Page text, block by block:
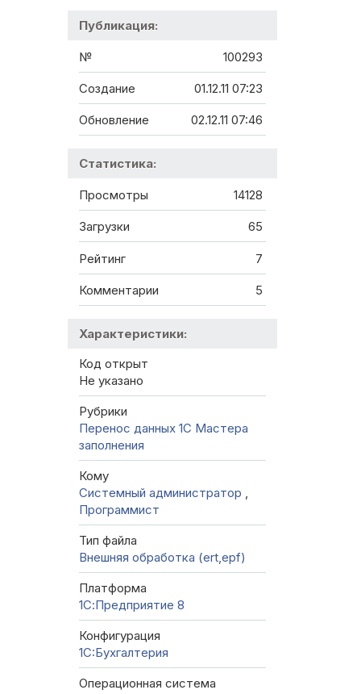
Публикация:
№ 100293
Создание 01.12.11 07:23
Обновление 02.12.11 07:46
Статистика:
Просмотры 14128
Загрузки 65
Рейтинг 7
Комментарии 5
Характеристики:
Код открыт
Не указано
Рубрики
Перенос данных 1C Мастера
заполнения
Кому
Системный администратор ,
Программист
Тип файла
Внешняя обработка (ert,epf)
Платформа
1С:Предприятие 8
Конфигурация
1C:Бухгалтерия
Операционная система